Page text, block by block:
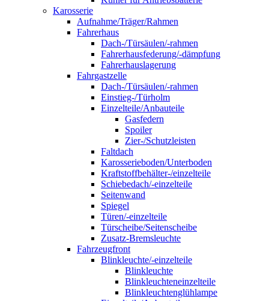
Karosserie
Aufnahme/Träger/Rahmen
Fahrerhaus
Dach-/Türsäulen/-rahmen
Fahrerhausfederung/-dämpfung
Fahrerhauslagerung
Fahrgastzelle
Dach-/Türsäulen/-rahmen
Einstieg-/Türholm
Einzelteile/Anbauteile
Gasfedern
Spoiler
Zier-/Schutzleisten
Faltdach
Karosserieboden/Unterboden
Kraftstoffbehälter-/einzelteile
Schiebedach/-einzelteile
Seitenwand
Spiegel
Türen/-einzelteile
Türscheibe/Seitenscheibe
Zusatz-Bremsleuchte
Fahrzeugfront
Blinkleuchte/-einzelteile
Blinkleuchte
Blinkleuchteneinzelteile
Blinkleuchtenglühlampe